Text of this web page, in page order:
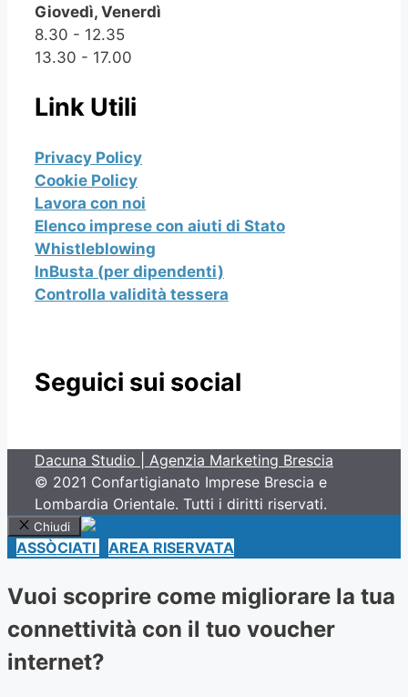
Giovedì, Venerdì
8.30 - 12.35
13.30 - 17.00
Link Utili
Privacy Policy
Cookie Policy
Lavora con noi
Elenco imprese con aiuti di Stato
Whistleblowing
InBusta (per dipendenti)
Controlla validità tessera
Seguici sui social
Dacuna Studio | Agenzia Marketing Brescia
© 2021 Confartigianato Imprese Brescia e
Lombardia Orientale. Tutti i diritti riservati.
Chiudi
ASSÒCIATI AREA RISERVATA
Vuoi scoprire come migliorare la tua
connettività con il tuo voucher
internet?